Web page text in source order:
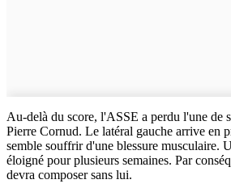
Au-delà du score, l'ASSE a perdu l'une de
Pierre Cornud. Le latéral gauche arrive en
semble souffrir d'une blessure musculaire.
éloigné pour plusieurs semaines. Par
devra composer sans lui.